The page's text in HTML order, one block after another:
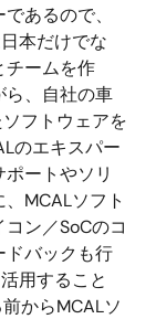
あるので、
本だけでな
チームを作
ら、自社の車
フトウェアを
のエキスパー
ートやソリ
MCALソフト
ン／SoCのコ
ドバックも行
用すること
からMCALソ